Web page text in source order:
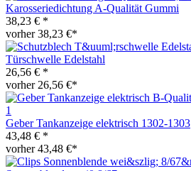
Karosseriedichtung A-Qualität Gummi
38,23 € *
vorher 38,23 €*
Türschwelle Edelstahl
26,56 € *
vorher 26,56 €*
Geber Tankanzeige elektrisch 1302-1303
43,48 € *
vorher 43,48 €*